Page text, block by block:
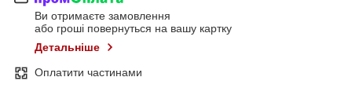
Ви отримаєте замовлення
або гроші повернуться на вашу картку
Детальніше
Оплатити частинами